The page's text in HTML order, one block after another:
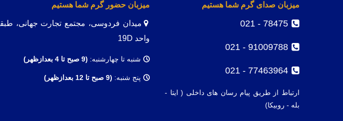
میزبان صدای گرم شما هستیم
78475 - 021
91009788 - 021
77463964 - 021
ارتباط از طریق پیام رسان های داخلی ( ایتا -
بله - روبیکا)
میزبان حضور گرم شما هستیم
واحد 19D
شنبه تا چهارشنبه: (9 صبح تا 4 بعدازظهر)
پنج شنبه: (9 صبح تا 12 بعدازظهر)